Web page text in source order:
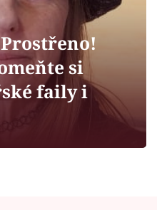
Vary si
faily i